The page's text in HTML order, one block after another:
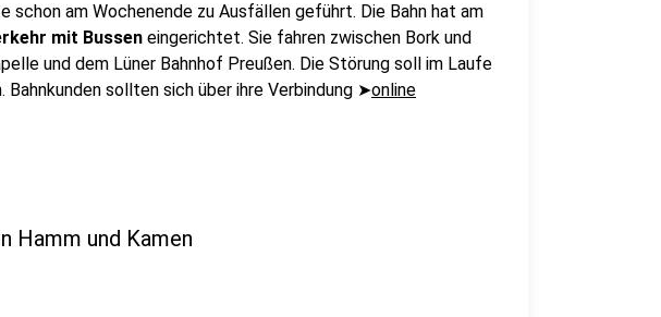
schon am Wochenende zu Ausfällen geführt. Die Bahn hat am
mit Bussen eingerichtet. Sie fahren zwischen Bork und
und dem Lüner Bahnhof Preußen. Die Störung soll im Laufe
Bahnkunden sollten sich über ihre Verbindung ➤online
Hamm und Kamen